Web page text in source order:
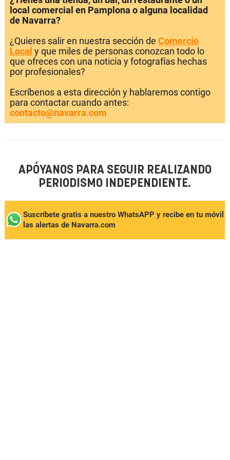
local comercial en Pamplona o alguna localidad
de Navarra?
¿Quieres salir en nuestra sección de Comercio
Local y que miles de personas conozcan todo lo
que ofreces con una noticia y fotografías hechas
por profesionales?
Escríbenos a esta dirección y hablaremos contigo
para contactar cuando antes:
contacto@navarra.com
APÓYANOS PARA SEGUIR REALIZANDO
PERIODISMO INDEPENDIENTE.
Suscríbete gratis a nuestro WhatsAPP y recibe en tu móvil
las alertas de Navarra.com